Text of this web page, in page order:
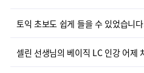
토익 초보도 쉽게 들을 수 있었습니다.